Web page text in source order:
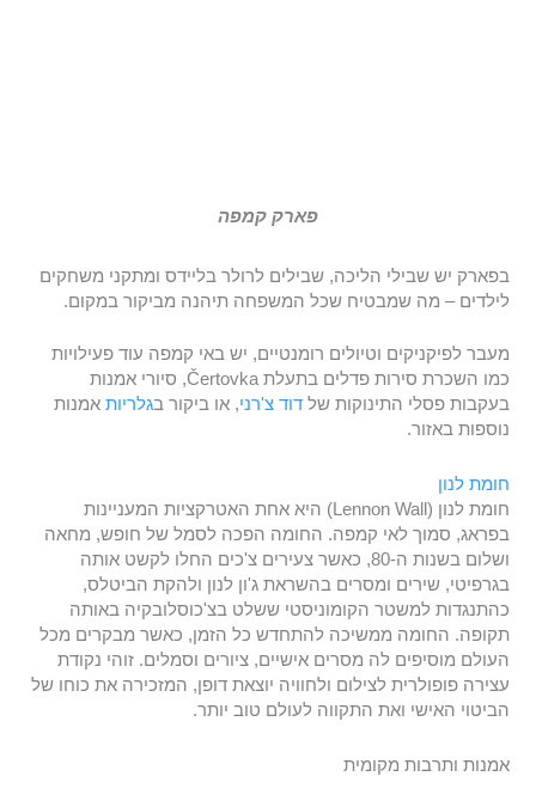
פארק קמפה
בפארק יש שבילי הליכה, שבילים לרולר בליידס ומתקני משחקים
לילדים – מה שמבטיח שכל המשפחה תיהנה מביקור במקום.
מעבר לפיקניקים וטיולים רומנטיים, יש באי קמפה עוד פעילויות
כמו השכרת סירות פדלים בתעלת Čertovka, סיורי אמנות
בעקבות פסלי התינוקות שלדוד צ'רני, או ביקור בגלריות אמנות
נוספות באזור.
חומת לנון
חומת לנון (Lennon Wall) היא אחת האטרקציות המעניינות
בפראג, סמוך לאי קמפה. החומה הפכה לסמל של חופש, מחאה
ושלום בשנות ה-80, כאשר צעירים צ'כים החלו לקשט אותה
בגרפיטי, שירים ומסרים בהשראת ג'ון לנון ולהקת הביטלס,
כהתנגדות למשטר הקומוניסטי ששלט בצ'כוסלובקיה באותה
תקופה. החומה ממשיכה להתחדש כל הזמן, כאשר מבקרים מכל
העולם מוסיפים לה מסרים אישיים, ציורים וסמלים. זוהי נקודת
עצירה פופולרית לצילום ולחוויה יוצאת דופן, המזכירה את כוחו של
הביטוי האישי ואת התקווה לעולם טוב יותר.
אמנות ותרבות מקומית